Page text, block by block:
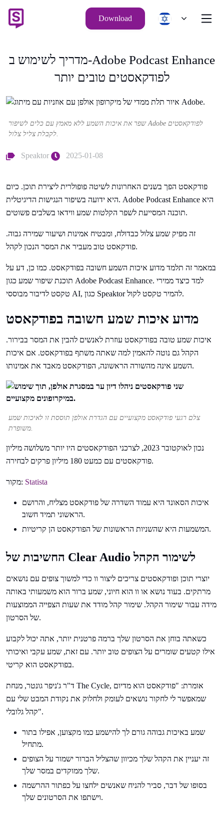
Download
מדריך לשימוש ב-Adobe Podcast Enhance
לפודקאסטים טובים יותר
שפר את איכות השמע ללא מאמץ עם כלים לשיפור Adobe לפודקאסטים
לקבלת צליל צלול.
Speaktor 2025-01-08
פודקאסט הפך בשנים האחרונות לשיטה פופולרית ליצירת תוכן. כיום
היא ידועה בשיפור הנגישות הדיגיטלית. Adobe Podcast Enhance היא
תוכנה המסייעת לשפר הקלטות שמע ווידאו בשלבים פשוטים.
זה מפיק שמע צלול כבדולח, ומבטיח אמינות ושיעור שמירה גבוה.
פודקאסט טוב מעביר את המסר הנכון לקהל.
במאמר זה תלמד מדוע איכות השמע חשובה בפודקאסט. כמו כן, דע על
תוכנת שיפור שמע כגון Adobe Podcast Enhance. למד כיצד ממירי
טקסט לדיבור מבוססי AI, כגון Speaktor להמיר טקסט לקול.
מדוע איכות שמע חשובה בפודקאסט
איכות שמע טובה בפודקאסט עוזרת לאנשים להבין את המסר בבירור.
הקהל גם נוטה להאמין למה שאתה משתף בפודקאסט. אם איכות
השמע אינה מהשורה הראשונה, הפודקאסט מאבד את אמינותו.
צלם רגעי פודקאסט מקצועיים עם הגדרת אולפן תוססת זו לאיכות שמע
משופרת.
נכון לאוקטובר 2023, לצרכני הפודקאסטים היו יותר משלושה מיליון
פודקאסטים עם כמעט 180 מיליון פרקים לבחירה.
מקור: Statista
איכות הסאונד היא עמוד השדרה של פודקאסט מצליח, והרושם
הראשוני תמיד חשוב.
המשמעות היא שהשניות הראשונות של הפודקאסט הן קריטיות.
החשיבות של Clear Audio לשימור הקהל
יוצרי תוכן ופודקאסטים צריכים ליצור וו כדי למשוך צופים עם נושאים
מרתקים. בעוד נושא או וו הוא חיוני, שמע ברור הוא משמעותי באותה
מידה עבור שימור הקהל. שימור קהל מודד את שעות הצפייה הממוצעות
של הסרטון.
כשאתה בוחן את הסרטון שלך ברמה פרטנית יותר, אתה יכול לקבוע
אילו קטעים שומרים על הצופים טוב יותר. עם זאת, שמע עקבי ואיכותי
בפודקאסט הוא קריטי.
ד"ר ג'ניפר גונטר, מנחת The Cycle, אומרת: "פודקאסט הוא מדיום
שמאפשר לי לחקור נושאים לעומק ולחלוק את נקודת המבט שלי עם
קהל גלובלי".
שמע באיכות גבוהה גורם לך להישמע כמו מקצוען, אפילו בתור
מתחיל.
זה יעניין את הקהל שלך מכיוון שהצליל הברור ישמור על הצופים
שלך ממוקדים במסר שלך.
בסופו של דבר, סביר להניח שאנשים ילחצו על כפתור ההרשמה
וישתפו את הסרטונים שלך.